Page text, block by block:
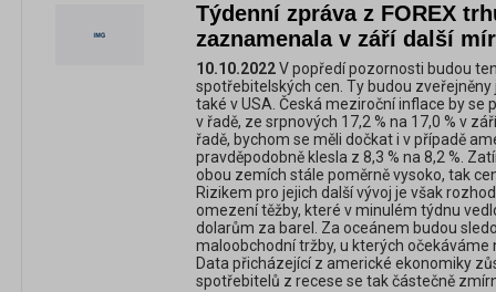
Týdenní zpráva z FOREX
zaznamenala v září další
10.10.2022V popředí pozornosti budou
spotřebitelských cen. Ty budou
také v USA. Česká meziroční inflace by se
v řadě, ze srpnových 17,2 % na 17,0 % v
řadě, bychom se měli dočkat i v případě
pravděpodobně klesla z 8,3 % na 8,2 %.
obou zemích stále poměrně vysoko, tak
Rizikem pro jejich další vývoj je však
omezení těžby, které v minulém týdnu
dolarům za barel. Za oceánem budou
maloobchodní tržby, u kterých
Data přicházející z americké ekonomiky
spotřebitelů z recese se tak částečně